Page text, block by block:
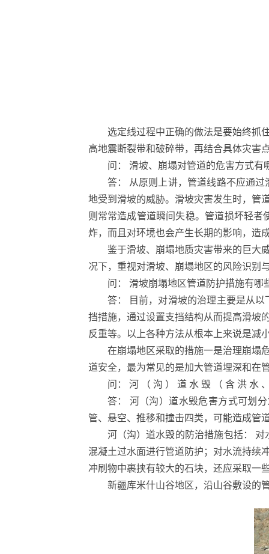
选定线过程中正确的做法是要始终抓
高地震断裂带和破碎带，再结合具体灾害
问： 滑坡、崩塌对管道的危害方式
答： 从原则上讲，管道线路不应通
地受到滑坡的威胁。滑坡灾害发生时，管
则常常造成管道瞬间失稳。管道损坏轻
炸，而且对环境也会产生长期的影响，造
鉴于滑坡、崩塌地质灾害带来的巨大
况下，重视对滑坡、崩塌地区的风险识别
问： 滑坡崩塌地区管道防护措施有哪
答： 目前，对滑坡的治理主要是从
挡措施，通过设置支挡结构从而提高滑坡
反重等。以上各种方法从根本上来说是减
在崩塌地区采取的措施一是治理崩塌
道安全，最为常见的是加大管道埋深和在
问： 河 （ 沟 ） 道 水 毁 （ 含 洪 水
答： 河（沟）道水毁危害方式可划
管、悬空、推移和撞击四类，可能造成管
河（沟）道水毁的防治措施包括：
混凝土过水面进行管道防护；对水流持续
冲刷物中裹挟有较大的石块，还应采取一
新疆库米什山谷地区，沿山谷敷设的